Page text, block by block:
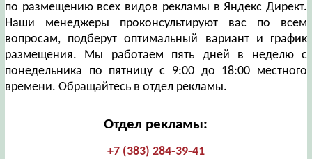
по размещению всех видов рекламы в Яндекс Директ.
Наши менеджеры проконсультируют вас по всем
вопросам, подберут оптимальный вариант и график
размещения. Мы работаем пять дней в неделю с
понедельника по пятницу с 9:00 до 18:00 местного
времени. Обращайтесь в отдел рекламы.
Отдел рекламы:
+7 (383) 284-39-41